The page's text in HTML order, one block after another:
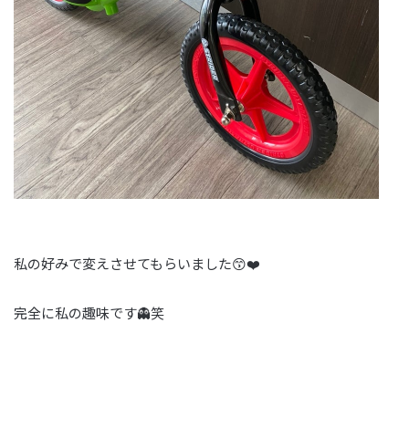
私の好みで変えさせてもらいました😙❤️
完全に私の趣味です👻笑